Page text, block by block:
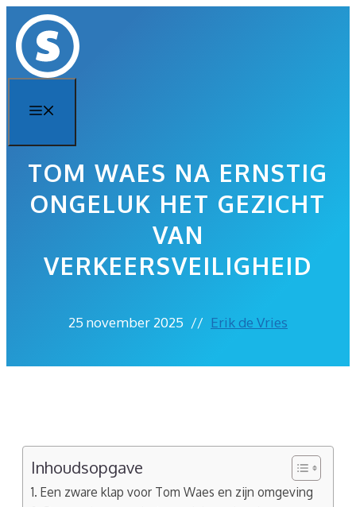
naar
TOM WAES NA ERNSTIG
ONGELUK HET GEZICHT
VAN
VERKEERSVEILIGHEID
25 november 2025 // Erik de Vries
Inhoudsopgave
Een zware klap voor Tom Waes en zijn omgeving